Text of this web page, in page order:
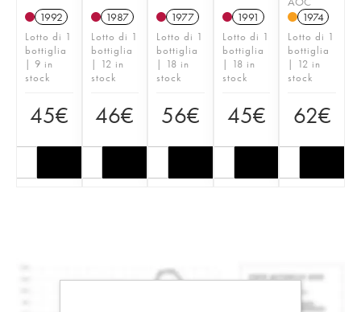
1992
Lotto di 1
bottiglia
| 9 in
stock
45€
1987
Lotto di 1
bottiglia
| 12 in
stock
46€
1977
Lotto di 1
bottiglia
| 18 in
stock
56€
1991
Lotto di 1
bottiglia
| 18 in
stock
45€
1974
Lotto di 1
bottiglia
| 12 in
stock
62€